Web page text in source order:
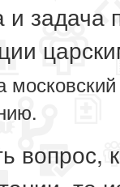
задача
вопрос,